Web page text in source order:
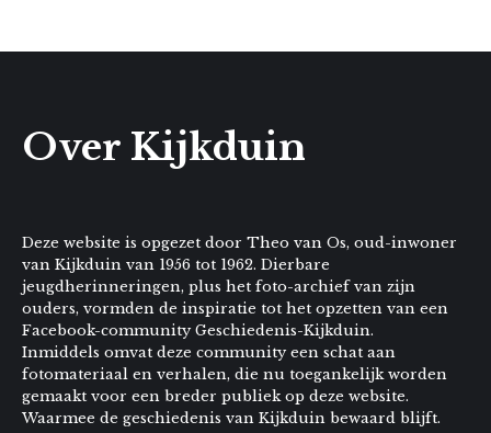
Over Kijkduin
Deze website is opgezet door Theo van Os, oud-inwoner
van Kijkduin van 1956 tot 1962. Dierbare
jeugdherinneringen, plus het foto-archief van zijn
ouders, vormden de inspiratie tot het opzetten van een
Facebook-community Geschiedenis-Kijkduin.
Inmiddels omvat deze community een schat aan
fotomateriaal en verhalen, die nu toegankelijk worden
gemaakt voor een breder publiek op deze website.
Waarmee de geschiedenis van Kijkduin bewaard blijft.